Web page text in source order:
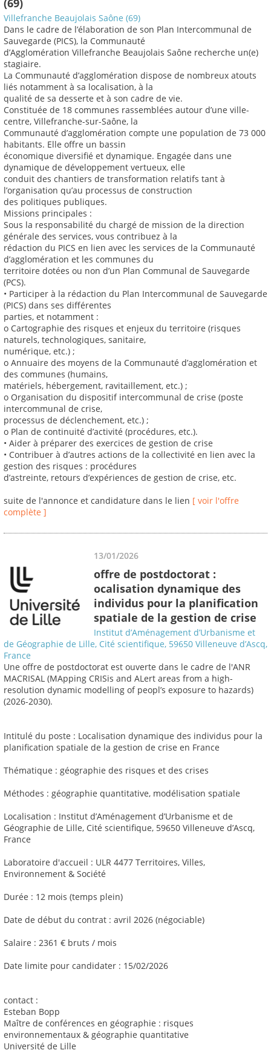
Villefranche Beaujolais Saône (69)
Dans le cadre de l’élaboration de son Plan Intercommunal de
Sauvegarde (PICS), la Communauté
d’Agglomération Villefranche Beaujolais Saône recherche un(e)
stagiaire.
La Communauté d’agglomération dispose de nombreux atouts
liés notamment à sa localisation, à la
qualité de sa desserte et à son cadre de vie.
Constituée de 18 communes rassemblées autour d’une ville-
centre, Villefranche-sur-Saône, la
Communauté d’agglomération compte une population de 73 000
habitants. Elle offre un bassin
économique diversifié et dynamique. Engagée dans une
dynamique de développement vertueux, elle
conduit des chantiers de transformation relatifs tant à
l’organisation qu’au processus de construction
des politiques publiques.
Missions principales :
Sous la responsabilité du chargé de mission de la direction
générale des services, vous contribuez à la
rédaction du PICS en lien avec les services de la Communauté
d’agglomération et les communes du
territoire dotées ou non d’un Plan Communal de Sauvegarde
(PCS).
• Participer à la rédaction du Plan Intercommunal de Sauvegarde
(PICS) dans ses différentes
parties, et notamment :
o Cartographie des risques et enjeux du territoire (risques
naturels, technologiques, sanitaire,
numérique, etc.) ;
o Annuaire des moyens de la Communauté d’agglomération et
des communes (humains,
matériels, hébergement, ravitaillement, etc.) ;
o Organisation du dispositif intercommunal de crise (poste
intercommunal de crise,
processus de déclenchement, etc.) ;
o Plan de continuité d’activité (procédures, etc.).
• Aider à préparer des exercices de gestion de crise
• Contribuer à d’autres actions de la collectivité en lien avec la
gestion des risques : procédures
d’astreinte, retours d’expériences de gestion de crise, etc.
suite de l'annonce et candidature dans le lien [ voir l'offre
complète ]
13/01/2026
offre de postdoctorat :
ocalisation dynamique des
individus pour la planification
spatiale de la gestion de crise
Institut d’Aménagement d’Urbanisme et
de Géographie de Lille, Cité scientifique, 59650 Villeneuve d’Ascq,
France
Une offre de postdoctorat est ouverte dans le cadre de l'ANR
MACRISAL (MApping CRISis and ALert areas from a high-
resolution dynamic modelling of peopl’s exposure to hazards)
(2026-2030).
Intitulé du poste : Localisation dynamique des individus pour la
planification spatiale de la gestion de crise en France
Thématique : géographie des risques et des crises
Méthodes : géographie quantitative, modélisation spatiale
Localisation : Institut d’Aménagement d’Urbanisme et de
Géographie de Lille, Cité scientifique, 59650 Villeneuve d’Ascq,
France
Laboratoire d'accueil : ULR 4477 Territoires, Villes,
Environnement & Société
Durée : 12 mois (temps plein)
Date de début du contrat : avril 2026 (négociable)
Salaire : 2361 € bruts / mois
Date limite pour candidater : 15/02/2026
contact :
Esteban Bopp
Maître de conférences en géographie : risques
environnementaux & géographie quantitative
Université de Lille